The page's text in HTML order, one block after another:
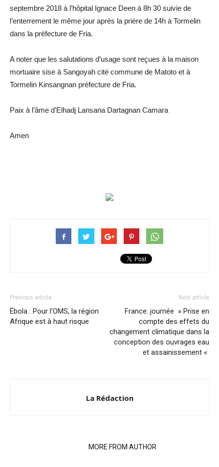
septembre 2018 à l’hôpital Ignace Deen à 8h 30 suivie de
l’enterrement le même jour après la prière de 14h à Tormelin
dans la préfecture de Fria.
A noter que les salutations d’usage sont reçues à la maison
mortuaire sise à Sangoyah cité commune de Matoto et à
Tormelin Kinsangnan préfecture de Fria.
Paix à l’âme d’Elhadj Lansana Dartagnan Camara
Amen
Previous article
Ébola : Pour l’OMS, la région
Afrique est à haut risque
Next article
France: journée » Prise en
compte des effets du
changement climatique dans la
conception des ouvrages eau
et assainissement «
La Rédaction
MORE FROM AUTHOR